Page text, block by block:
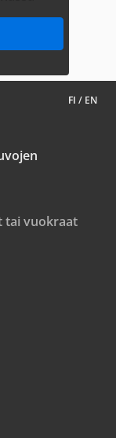
FI / EN
tai vuokraat